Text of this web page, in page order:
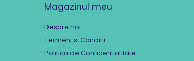
Magazinul meu
Despre noi
Termeni si Conditii
Politica de Confidentialitate